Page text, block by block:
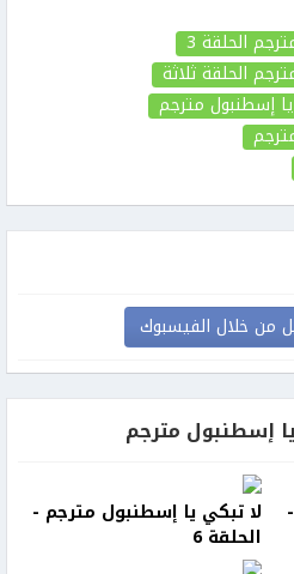
الحلقة 3
الحلقة ثلاثة
إسطنبول مترجم
من خلال الفيسبوك
إسطنبول مترجم
لا تبكي يا إسطنبول مترجم -
الحلقة 6